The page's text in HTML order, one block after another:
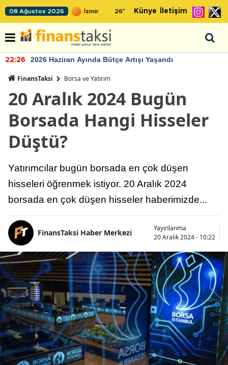
08 Ağustos 2026 26° Künye İletişim
22:26 2026 Haziran Ayında Bütçe Artışı Yaşandı
FinansTaksi Borsa ve Yatırım
20 Aralık 2024 Bugün
Borsada Hangi Hisseler
Düştü?
Yatırımcılar bugün borsada en çok düşen
hisseleri öğrenmek istiyor. 20 Aralık 2024
borsada en çok düşen hisseler haberimizde...
FinansTaksi Haber Merkezi
Yayınlanma
20 Aralık 2024 - 10:22